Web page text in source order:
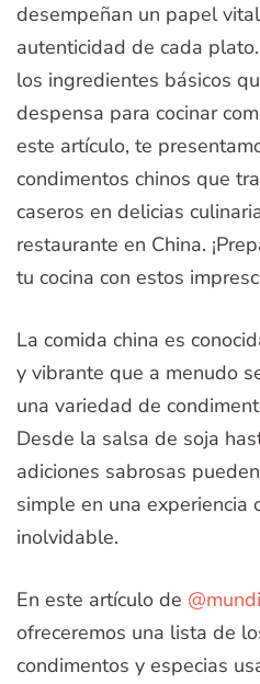
desempeñan un papel
autenticidad de cada
los ingredientes básicos
despensa para cocinar
este artículo, te
condimentos chinos que
caseros en delicias
restaurante en China.
tu cocina con estos
La comida china es
y vibrante que a menudo
una variedad de
Desde la salsa de soja
adiciones sabrosas
simple en una experiencia
inolvidable.
En este artículo de
ofreceremos una lista de
condimentos y especias